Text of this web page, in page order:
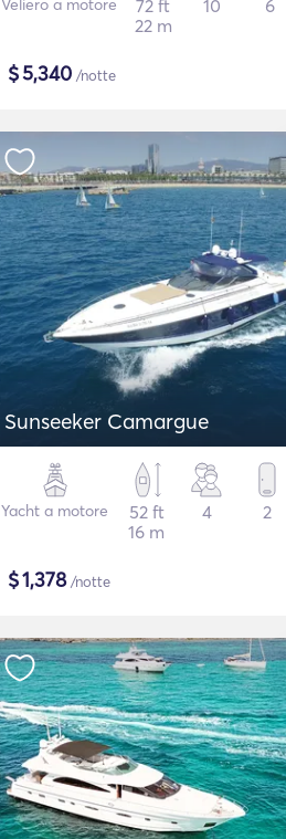
Veliero a motore
72 ft
22 m
10 6
$5,340 /notte
Sunseeker Camargue
Yacht a motore
52 ft
16 m
4 2
$1,378/notte